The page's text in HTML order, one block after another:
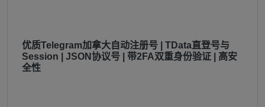
优质Telegram加拿大自动注册号 | TData直登号与
Session | JSON协议号 | 带2FA双重身份验证 | 高安
全性